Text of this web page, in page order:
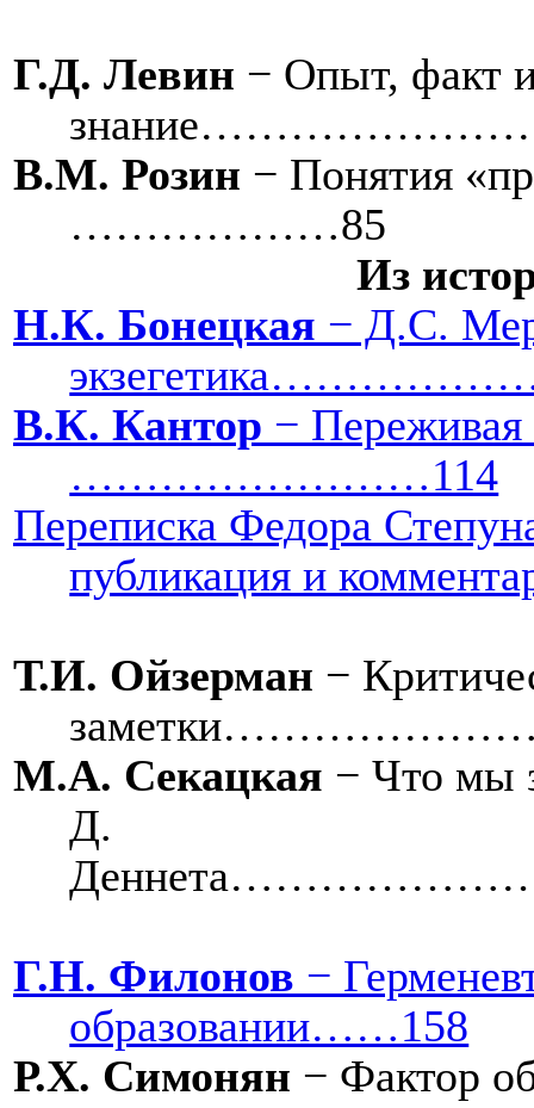
Г.Д. Левин − Опыт, факт
В.М. Розин − Понятия
………………85
Из
Н.К. Бонецкая − Д.С.
В.К. Кантор −
……………………114
Переписка Федора
публикация и
Т.И. Ойзерман −
М.А. Секацкая − Что мы
Д.
Г.Н. Филонов −
образовании……158
Р.Х. Симонян − Фактор